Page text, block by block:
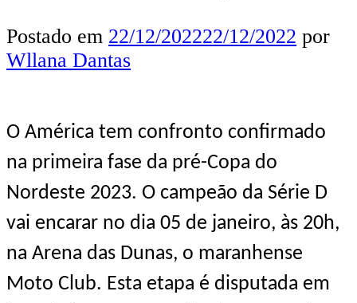
Postado em 22/12/202222/12/2022 por
Wllana Dantas
O América tem confronto confirmado
na primeira fase da pré-Copa do
Nordeste 2023. O campeão da Série D
vai encarar no dia 05 de janeiro, às 20h,
na Arena das Dunas, o maranhense
Moto Club. Esta etapa é disputada em